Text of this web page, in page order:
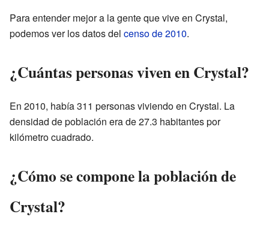
Para entender mejor a la gente que vive en Crystal,
podemos ver los datos del censo de 2010.
¿Cuántas personas viven en Crystal?
En 2010, había 311 personas viviendo en Crystal. La
densidad de población era de 27.3 habitantes por
kilómetro cuadrado.
¿Cómo se compone la población de
Crystal?